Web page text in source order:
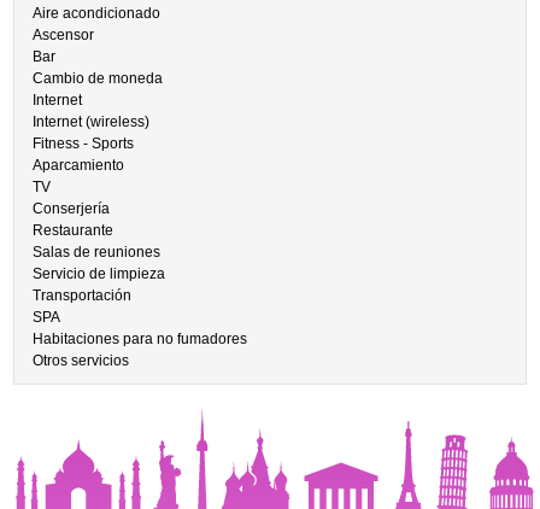
Aire acondicionado
Ascensor
Bar
Cambio de moneda
Internet
Internet (wireless)
Fitness - Sports
Aparcamiento
TV
Conserjería
Restaurante
Salas de reuniones
Servicio de limpieza
Transportación
SPA
Habitaciones para no fumadores
Otros servicios